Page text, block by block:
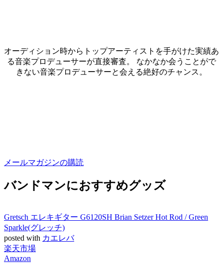
オーディション時からトップアーティストを手がけた実績あ
る音楽プロデューサーが直接審査。 なかなか会うことがで
きない音楽プロデューサーと会える絶好のチャンス。
メールマガジンの購読
バンドマンにおすすめグッズ
Gretsch エレキギター G6120SH Brian Setzer Hot Rod / Green
Sparkle(グレッチ)
posted with カエレバ
楽天市場
Amazon